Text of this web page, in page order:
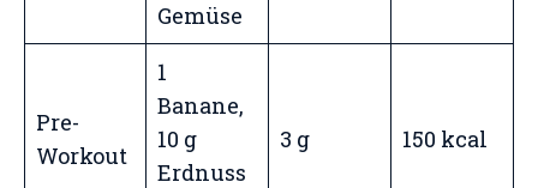
Gemüse
Pre-
Workout
1
Banane,
10 g
Erdnuss
3 g 150 kcal